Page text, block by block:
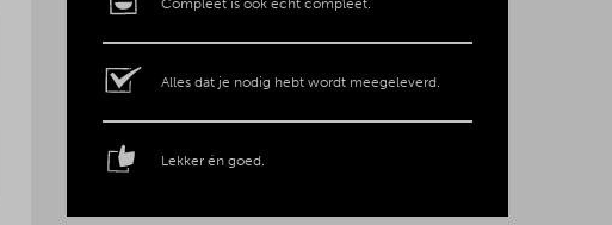
Compleet is ook écht compleet.
Alles dat je nodig hebt wordt meegeleverd.
Lekker én goed.